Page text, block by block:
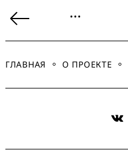
записей
Previous
Page
…
ГЛАВНАЯ О ПРОЕКТЕ
VK